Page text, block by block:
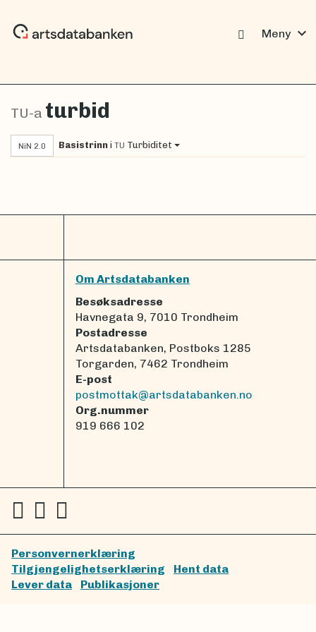
Meny expand_more
TU-a turbid
NiN 2.0 Basistrinn i TU Turbiditet
Om Artsdatabanken
Besøksadresse
Havnegata 9, 7010 Trondheim
Postadresse
Artsdatabanken, Postboks 1285
Torgarden, 7462 Trondheim
E-post
postmottak@artsdatabanken.no
Org.nummer
919 666 102
Personvernerklæring
Tilgjengelighetserklæring
Hent data
Lever data
Publikasjoner